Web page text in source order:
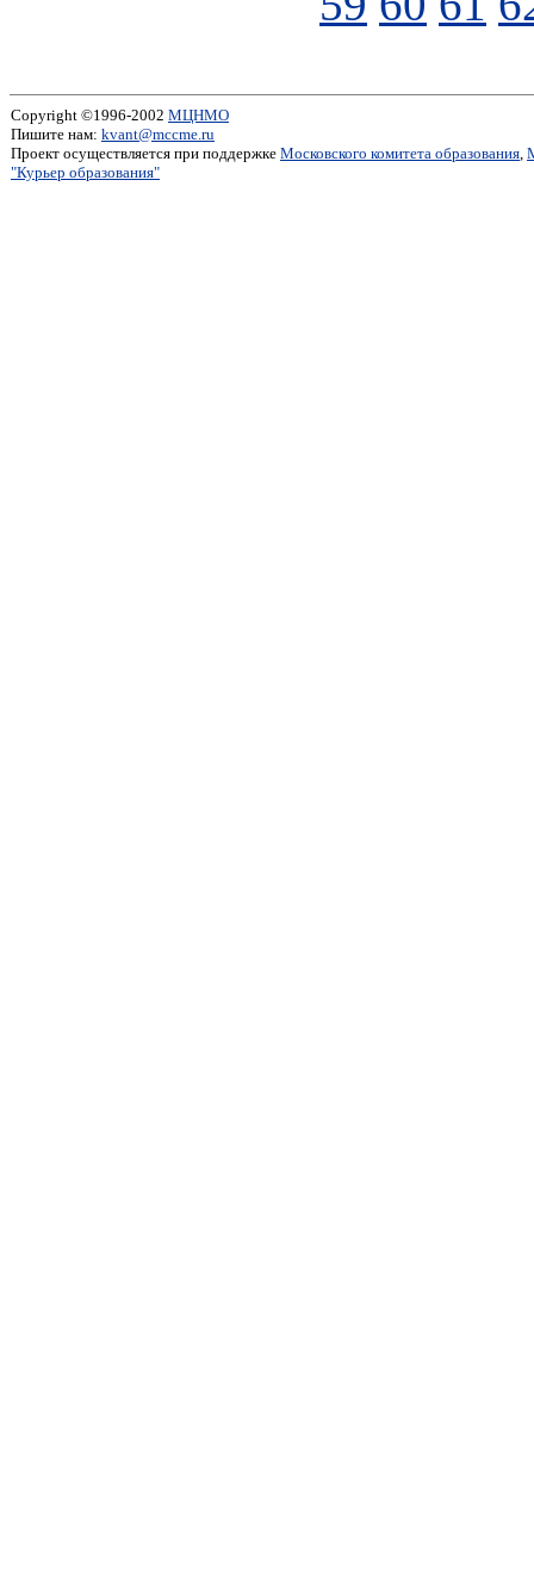
Copyright ©1996-2002 МЦНМО
Пишите нам: kvant@mccme.ru
Проект осуществляется при поддержке Московского комитета образования,
"Курьер образования"